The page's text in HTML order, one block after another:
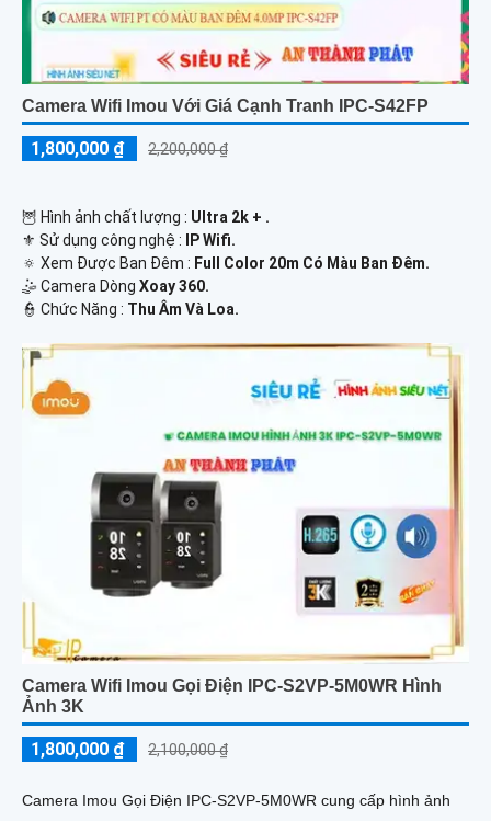
Camera Wifi Imou Với Giá Cạnh Tranh IPC-S42FP
1,800,000 ₫ 2,200,000 ₫
🦉 Hình ảnh chất lượng : Ultra 2k + .
⚜️ Sử dụng công nghệ :
IP Wifi.
🔅 Xem Được Ban Đêm : Full Color 20m Có Màu Ban Ðêm.
🤹 Camera Dòng Xoay 360.
️👮 Chức Năng : Thu Âm Và Loa.
Camera Wifi Imou Gọi Điện IPC-S2VP-5M0WR Hình
Ảnh 3K
1,800,000 ₫ 2,100,000 ₫
Camera Imou Gọi Điện IPC-S2VP-5M0WR cung cấp hình ảnh